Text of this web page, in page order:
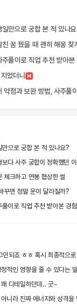
만으로 궁합 본 적 있나
꿈 꿨을 때 괜히 해몽 찾
풀이로 직업 추천 받아본
었더니
약점과 보완 방법, 사주풀
만으로 궁합 본 적 있나요?
다 사주 궁합이 정확했던
체크하고 연봉 협상한 썰
꾸면 정말 운이 달라질까?
이로 직업 추천 받아본 경험
디테일하던데.. 굿~